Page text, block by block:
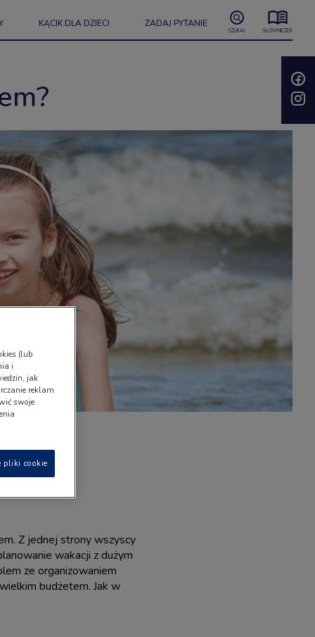
KĄCIK DLA DZIECI ZADAJ PYTANIE
SZUKAJ SŁOWNICZEK
Z jednej strony wszyscy
wakacji z dużym
ze organizowaniem
budżetem. Jak w
(lub
i
jak
reklam
swoje
pliki cookie